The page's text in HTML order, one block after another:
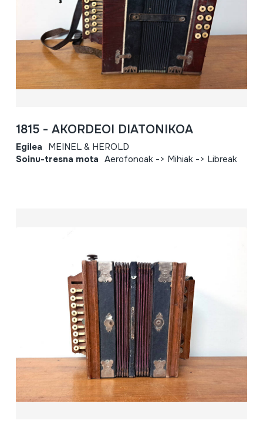
1815 - AKORDEOI DIATONIKOA
Egilea MEINEL & HEROLD
Soinu-tresna mota Aerofonoak -> Mihiak -> Libreak